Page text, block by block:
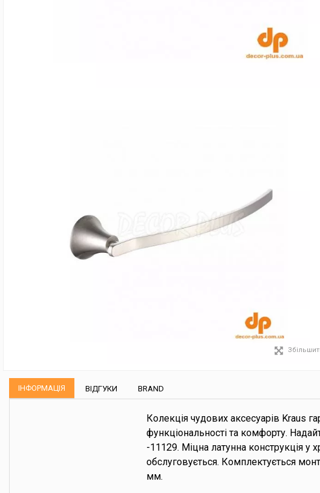
ІНФОРМАЦІЯ ВІДГУКИ BRAND
Колекція чудових аксесуарів Kraus
функціональності та комфорту.
-11129. Міцна латунна конструкція
обслуговується. Комплектується
мм.